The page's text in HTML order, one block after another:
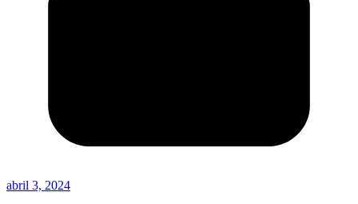
abril 3, 2024